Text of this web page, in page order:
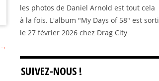
→
les photos de Daniel Arnold est tout cela
à la fois. L'album "My Days of 58" est sorti
le 27 février 2026 chez Drag City
SUIVEZ-NOUS !